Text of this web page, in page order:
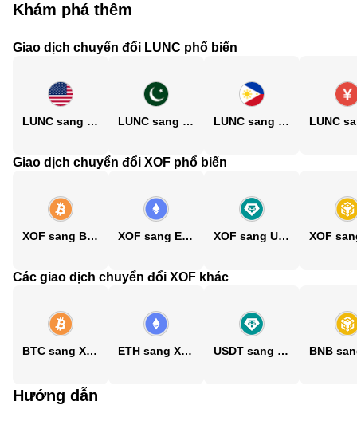
Khám phá thêm
Giao dịch chuyển đổi LUNC phổ biến
LUNC sang USD LUNC sang PKR LUNC sang PHP
Giao dịch chuyển đổi XOF phổ biến
XOF sang BTC XOF sang ETH XOF sang USDT
Các giao dịch chuyển đổi XOF khác
BTC sang XOF ETH sang XOF USDT sang XOF
Hướng dẫn